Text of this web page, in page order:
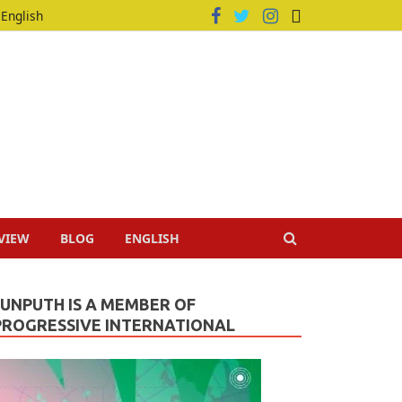
English
BLOG ENGLISH
IS A MEMBER OF
INTERNATIONAL